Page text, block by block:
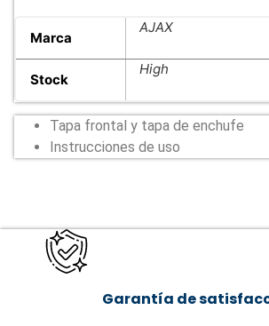
Marca
AJAX
Stock
High
Tapa frontal y tapa de enchufe
Instrucciones de uso
Garantía de